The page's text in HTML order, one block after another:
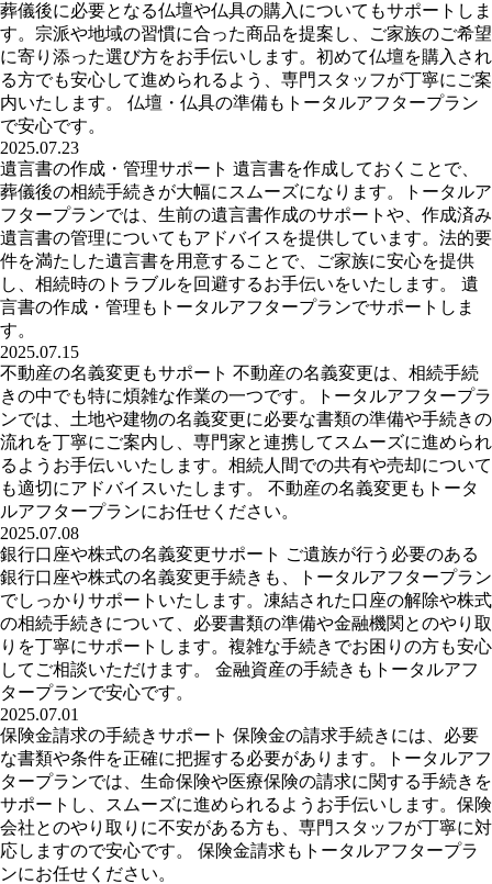
葬儀後に必要となる仏壇や仏具の購入についてもサポートしま
す。宗派や地域の習慣に合った商品を提案し、ご家族のご希望
に寄り添った選び方をお手伝いします。初めて仏壇を購入され
る方でも安心して進められるよう、専門スタッフが丁寧にご案
内いたします。 仏壇・仏具の準備もトータルアフタープラン
で安心です。
2025.07.23
遺言書の作成・管理サポート 遺言書を作成しておくことで、
葬儀後の相続手続きが大幅にスムーズになります。トータルア
フタープランでは、生前の遺言書作成のサポートや、作成済み
遺言書の管理についてもアドバイスを提供しています。法的要
件を満たした遺言書を用意することで、ご家族に安心を提供
し、相続時のトラブルを回避するお手伝いをいたします。 遺
言書の作成・管理もトータルアフタープランでサポートしま
す。
2025.07.15
不動産の名義変更もサポート 不動産の名義変更は、相続手続
きの中でも特に煩雑な作業の一つです。トータルアフタープラ
ンでは、土地や建物の名義変更に必要な書類の準備や手続きの
流れを丁寧にご案内し、専門家と連携してスムーズに進められ
るようお手伝いいたします。相続人間での共有や売却について
も適切にアドバイスいたします。 不動産の名義変更もトータ
ルアフタープランにお任せください。
2025.07.08
銀行口座や株式の名義変更サポート ご遺族が行う必要のある
銀行口座や株式の名義変更手続きも、トータルアフタープラン
でしっかりサポートいたします。凍結された口座の解除や株式
の相続手続きについて、必要書類の準備や金融機関とのやり取
りを丁寧にサポートします。複雑な手続きでお困りの方も安心
してご相談いただけます。 金融資産の手続きもトータルアフ
タープランで安心です。
2025.07.01
保険金請求の手続きサポート 保険金の請求手続きには、必要
な書類や条件を正確に把握する必要があります。トータルアフ
タープランでは、生命保険や医療保険の請求に関する手続きを
サポートし、スムーズに進められるようお手伝いします。保険
会社とのやり取りに不安がある方も、専門スタッフが丁寧に対
応しますので安心です。 保険金請求もトータルアフタープラ
ンにお任せください。